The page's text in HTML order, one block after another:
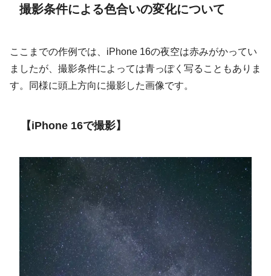
撮影条件による色合いの変化について
ここまでの作例では、iPhone 16の夜空は赤みがかってい
ましたが、撮影条件によっては青っぽく写ることもありま
す。同様に頭上方向に撮影した画像です。
【iPhone 16で撮影】